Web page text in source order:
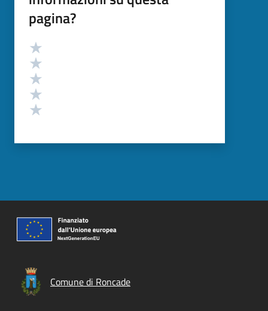
pagina?
Valutazione
Comune di Roncade